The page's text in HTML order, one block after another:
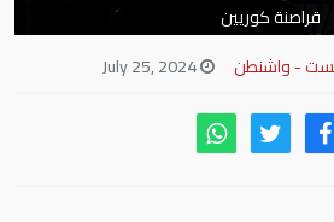
قراصنة كوريين
- واشنطن